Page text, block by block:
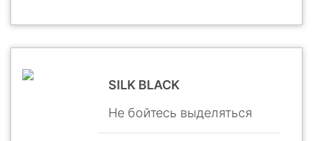
SILK BLACK
Не бойтесь выделяться